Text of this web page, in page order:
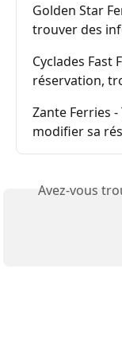
Golden Star
trouver des
Cyclades Fast
réservation,
Zante Ferries
modifier sa
Avez-vous